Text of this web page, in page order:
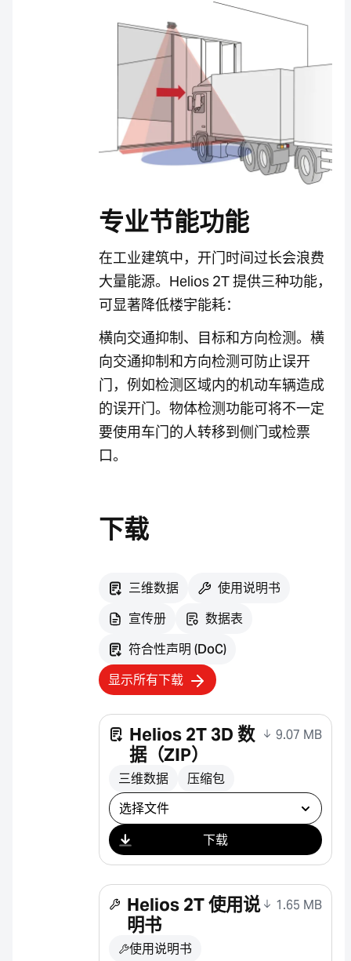
专业节能功能
在工业建筑中，开门时间过长会浪费
大量能源。Helios 2T 提供三种功能，
可显著降低楼宇能耗：
横向交通抑制、目标和方向检测。横
向交通抑制和方向检测可防止误开
门，例如检测区域内的机动车辆造成
的误开门。物体检测功能可将不一定
要使用车门的人转移到侧门或检票
口。
下载
三维数据
使用说明书
宣传册
数据表
符合性声明 (DoC)
显示所有下载
Helios 2T 3D 数
据（ZIP）
9.07 MB
三维数据 压缩包
选择下载
下载
Helios 2T 使用说
明书
1.65 MB
使用说明书